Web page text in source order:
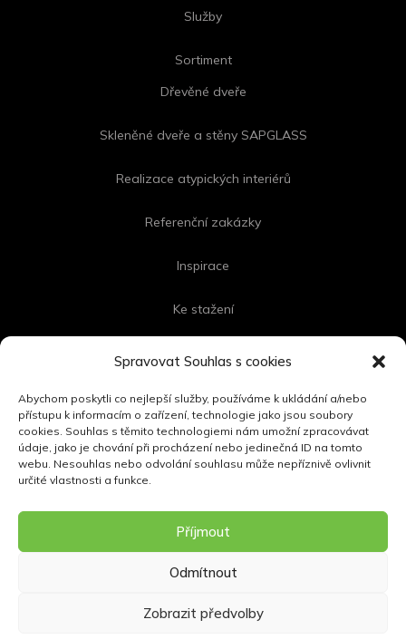
Spravovat Souhlas s cookies
Abychom poskytli co nejlepší služby, používáme k ukládání a/nebo
přístupu k informacím o zařízení, technologie jako jsou soubory
cookies. Souhlas s těmito technologiemi nám umožní zpracovávat
údaje, jako je chování při procházení nebo jedinečná ID na tomto
webu. Nesouhlas nebo odvolání souhlasu může nepříznivě ovlivnit
určité vlastnosti a funkce.
Příjmout
Odmítnout
Zobrazit předvolby
Služby
Sortiment
Dřevěné dveře
Skleněné dveře a stěny SAPGLASS
Realizace atypických interiérů
Referenční zakázky
Inspirace
Ke stažení
Kontakt
FOLLOW US